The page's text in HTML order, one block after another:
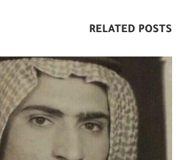
RELATED POSTS